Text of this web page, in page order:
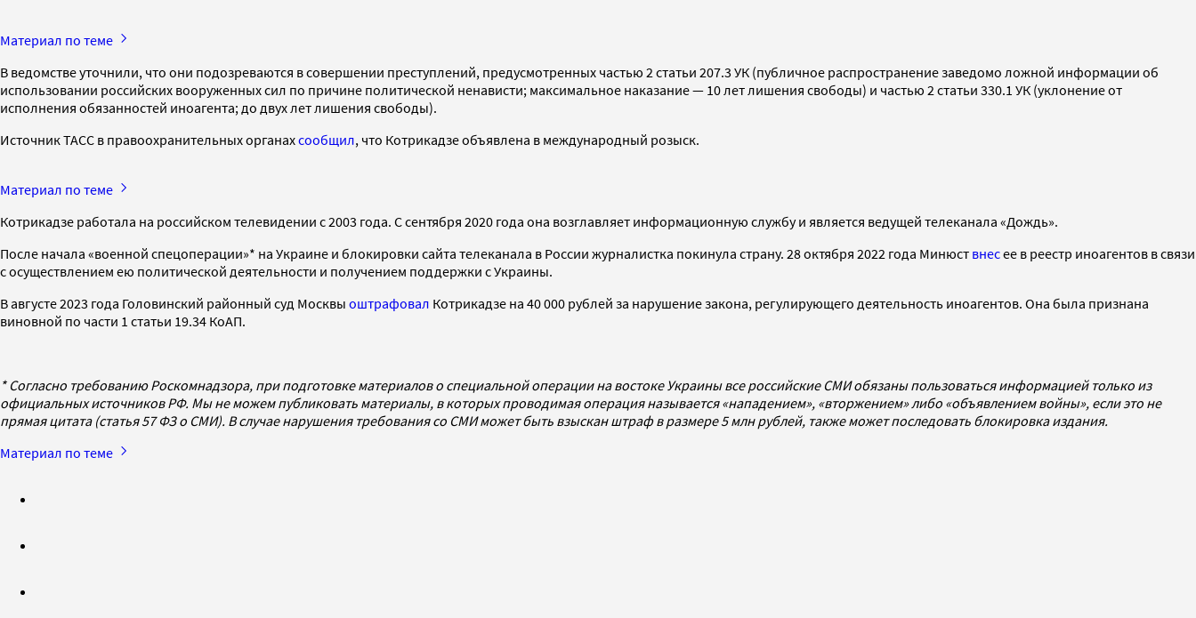
Материал по теме
В ведомстве уточнили, что они подозреваются в совершении преступлений, предусмотренных частью 2 статьи 207.3 УК (публичное распространение заведомо ложной информации об
использовании российских вооруженных сил по причине политической ненависти; максимальное наказание — 10 лет лишения свободы) и частью 2 статьи 330.1 УК (уклонение от
исполнения обязанностей иноагента; до двух лет лишения свободы).
Источник ТАСС в правоохранительных органахсообщил, что Котрикадзе объявлена в международный розыск.
Материал по теме
Котрикадзе работала на российском телевидении с 2003 года. С сентября 2020 года она возглавляет информационную службу и является ведущей телеканала «Дождь».
После начала «военной спецоперации»* на Украине и блокировки сайта телеканала в России журналистка покинула страну. 28 октября 2022 года Минюст внесее в реестр иноагентов в связи
с осуществлением ею политической деятельности и получением поддержки с Украины.
В августе 2023 года Головинский районный суд Москвы оштрафовал Котрикадзе на 40 000 рублей за нарушение закона, регулирующего деятельность иноагентов. Она была признана
виновной по части 1 статьи 19.34 КоАП.
* Согласно требованию Роскомнадзора, при подготовке материалов о специальной операции на востоке Украины все российские СМИ обязаны пользоваться информацией только из
официальных источников РФ. Мы не можем публиковать материалы, в которых проводимая операция называется «нападением», «вторжением» либо «объявлением войны», если это не
прямая цитата (статья 57 ФЗ о СМИ). В случае нарушения требования со СМИ может быть взыскан штраф в размере 5 млн рублей, также может последовать блокировка издания.
Материал по теме